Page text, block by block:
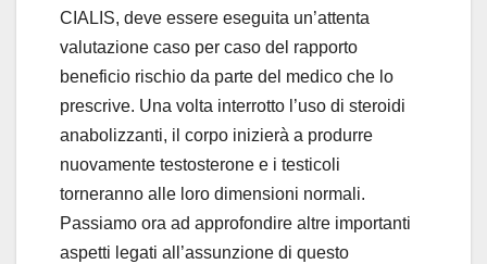
CIALIS, deve essere eseguita un’attenta
valutazione caso per caso del rapporto
beneficio rischio da parte del medico che lo
prescrive. Una volta interrotto l’uso di steroidi
anabolizzanti, il corpo inizierà a produrre
nuovamente testosterone e i testicoli
torneranno alle loro dimensioni normali.
Passiamo ora ad approfondire altre importanti
aspetti legati all’assunzione di questo